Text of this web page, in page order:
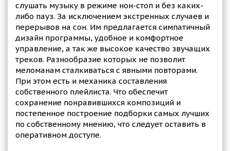
слушать музыку в режиме нон-стоп и без каких-
либо пауз. За исключением экстренных случаев и
перерывов на сон. Им предлагается симпатичный
дизайн программы, удобное и комфортное
управление, а так же высокое качество звучащих
треков. Разнообразие которых не позволит
меломанам сталкиваться с явными повторами.
При этом есть и механика составления
собственного плейлиста. Что обеспечит
сохранение понравившихся композиций и
постепенное построение подборки самых лучших
по собственному мнению, что следует оставить в
оперативном доступе.